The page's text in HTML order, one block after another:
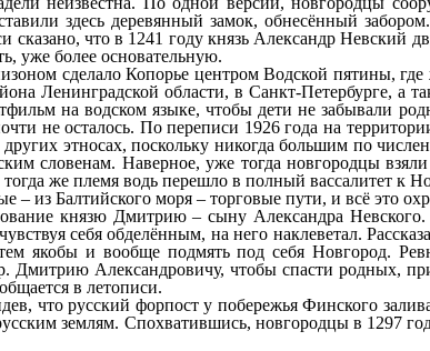
здесь деревянный замок, обнесённый
сказано, что в 1241 году князь Александр
уже более основательную.
сделало Копорье центром Водской пятины,
Ленинградской области, в Санкт-Петербурге,
на водском языке, чтобы дети не забывали
не осталось. По переписи 1926 года на
других этносах, поскольку никогда большим по
словенам. Наверное, уже тогда новгородцы
же племя водь перешло в полный вассалитет к
– из Балтийского моря – торговые пути, и всё это
князю Дмитрию – сыну Александра
себя обделённым, на него наклеветал.
якобы и вообще подмять под себя Новгород.
Дмитрию Александровичу, чтобы спасти родных,
в летописи.
что русский форпост у побережья Финского
землям. Спохватившись, новгородцы в 1297